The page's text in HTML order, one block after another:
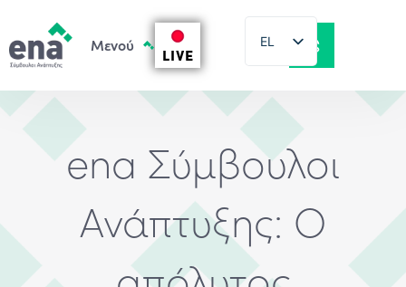
LIVE
EL
EN
ena Σύμβουλοι
Ανάπτυξης: Ο